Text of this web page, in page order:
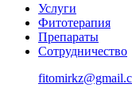
Услуги
Фитотерапия
Препараты
Сотрудничество